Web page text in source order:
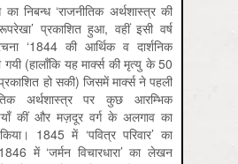
निबन्ध ‘राजनीतिक अर्थशास्त्र की
प्रकाशित हुआ, वहीं इसी वर्ष
‘1844 की आर्थिक व दार्शनिक
गयी (हालाँकि यह मार्क्स की मृत्यु के 50
प्रकाशित हो सकी) जिसमें मार्क्स ने पहली
अर्थशास्त्र पर कुछ आरम्भिक
कीं और मज़दूर वर्ग के अलगाव का
1845 में ‘पवित्र परिवार’ का
में ‘जर्मन विचारधारा’ का लेखन